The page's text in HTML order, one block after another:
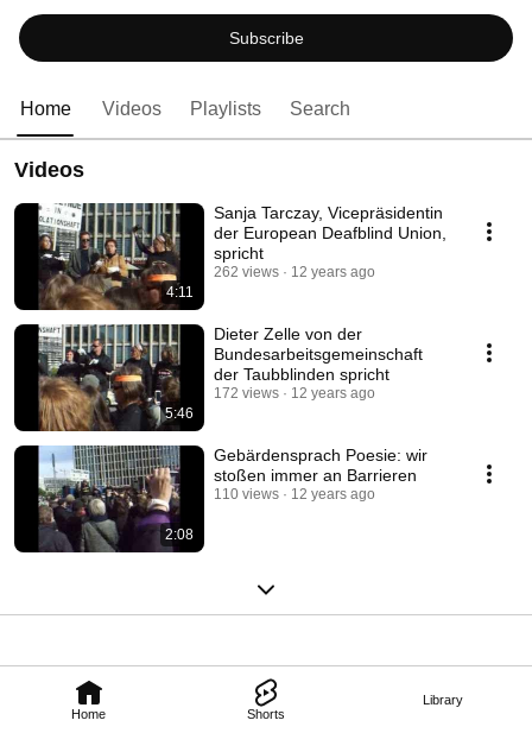
Home Shorts
Library
Subscribe
Home Videos Playlists Search
Videos
4:11
Sanja Tarczay, Vicepräsidentin
der European Deafblind Union,
spricht
262 views 12 years ago
5:46
Dieter Zelle von der
Bundesarbeitsgemeinschaft
der Taubblinden spricht
172 views 12 years ago
2:08
Gebärdensprach Poesie: wir
stoßen immer an Barrieren
110 views 12 years ago